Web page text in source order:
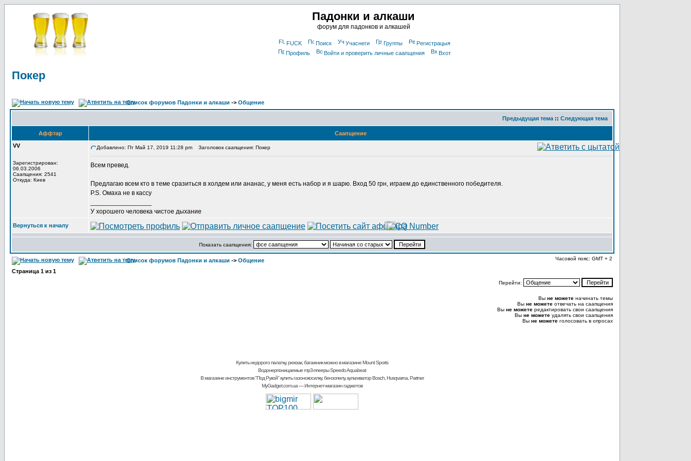
Падонки и алкаши
форум для падонков и алкашей
FUCK Поиск Учаснеги Группы
Регистрацыя
Профиль
Войти и проверить личные саапщения Вхот
Покер
Список форумов Падонки и алкаши -> Общение
Предыдущая тема :: Следующая тема
Аффтар
Саапщение
VV
Зарегистрирован:
06.03.2006
Саапщения: 2541
Откуда: Киев
Добавлено: Пт Май 17, 2019 11:28 pm Заголовок саапщения: Покер
Всем превед.
Предлагаю всем кто в теме сразиться в холдем или ананас, у меня есть набор и я шарю. Вход 50 грн, играем до единственного победителя.
P.S. Омаха не в кассу
У хорошего человека чистое дыхание
Вернуться к началу
Показать саапщения:
Список форумов Падонки и алкаши -> Общение Часовой пояс: GMT + 2
Страница 1 из 1
Перейти:
Вы не можете начинать темы
Вы не можете отвечать на саапщения
Вы не можете редактировать свои саапщения
Вы не можете удалять свои саапщения
Вы не можете голосовать в опросах
Купить недорого палатку, рюкзак, багажникможно в магазине Mount Sports
Водонерпоницаемые mp3-плееры Speedo Aquabeat
В магазине инструментов "Под Рукой"купить газонокосилку, бензопилу, культиваторBosch, Husqvarna, Partner
MyGadget.com.ua— Интернет-магазин гаджетов